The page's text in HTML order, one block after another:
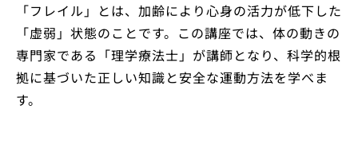
「フレイル」とは、加齢により心身の活力が低下した
「虚弱」状態のことです。この講座では、体の動きの
専門家である「理学療法士」が講師となり、科学的根
拠に基づいた正しい知識と安全な運動方法を学べま
す。